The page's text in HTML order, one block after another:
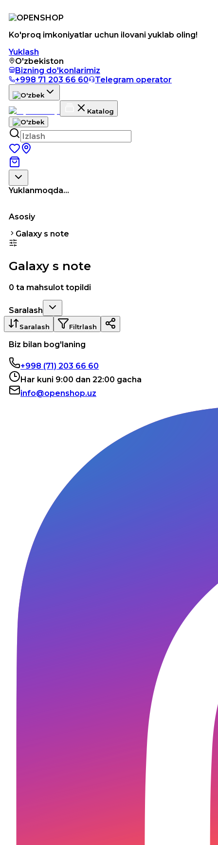
Ko'proq imkoniyatlar uchun ilovani yuklab oling!
Yuklash
O'zbekiston
Bizning do'konlarimiz
+998 71 203 66 60
Telegram operator
Katalog
Yuklanmoqda...
Asosiy
Galaxy s note
Galaxy s note
0 ta mahsulot topildi
Saralash
Saralash Filtrlash
Biz bilan bog'laning
+998 (71) 203 66 60
Har kuni 9:00 dan 22:00 gacha
info@openshop.uz